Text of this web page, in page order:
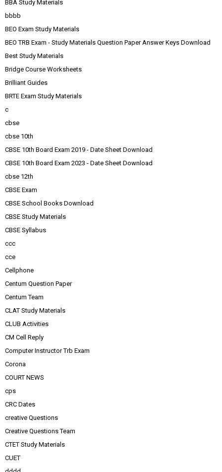
BBA Study Materials
bbbb
BEO Exam Study Materials
BEO TRB Exam - Study Materials Question Paper Answer Keys Download
Best Study Materials
Bridge Course Worksheets
Brilliant Guides
BRTE Exam Study Materials
c
cbse
cbse 10th
CBSE 10th Board Exam 2019 - Date Sheet Download
CBSE 10th Board Exam 2023 - Date Sheet Download
cbse 12th
CBSE Exam
CBSE School Books Download
CBSE Study Materials
CBSE Syllabus
ccc
cce
Cellphone
Centum Question Paper
Centum Team
CLAT Study Materials
CLUB Activities
CM Cell Reply
Computer Instructor Trb Exam
Corona
COURT NEWS
cps
CRC Dates
creative Questions
Creative Questions Team
CTET Study Materials
CUET